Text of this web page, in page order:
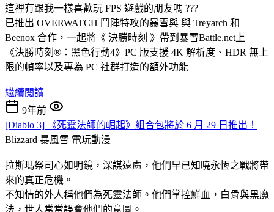
這裡有跟我一樣喜歡玩 FPS 遊戲的朋友嗎 ???
已推出 OVERWATCH 鬥陣特攻的暴雪與 與 Treyarch 和
Beenox 合作，一起將《 決勝時刻 》帶到暴雪Battle.net上
《決勝時刻®：黑色行動4》PC 版支援 4K 解析度、HDR 無上
限的幀率以及專為 PC 社群打造的額外功能
繼續閱讀
9年前
[Diablo 3] 《死靈法師的崛起》組合包將於 6 月 29 日推出！
Blizzard 暴風雪 電玩動漫
拉斯瑪祭司心如明鏡，深謀遠慮，他們早已知曉永恆之戰將帶
來的真正危機。
不知情的外人稱他們為死靈法師。他們掌控鮮血，白骨與黑魔
法，世人常常誤會他們的意圖。